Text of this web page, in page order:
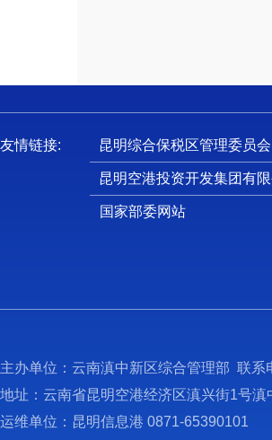
友情链接: 昆明综合保税区管理委员会
昆明空港投资开发集团有限
国家部委网站
主办单位：云南滇中新区综合管理部 联
地址：云南省昆明空港经济区滇兴街1号滇
运维单位：昆明信息港 0871-65390101